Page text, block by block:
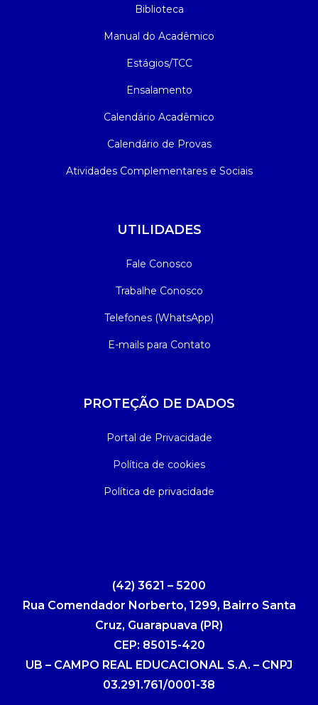
Biblioteca
Manual do Acadêmico
Estágios/TCC
Ensalamento
Calendário Acadêmico
Calendário de Provas
Atividades Complementares e Sociais
UTILIDADES
Fale Conosco
Trabalhe Conosco
Telefones (WhatsApp)
E-mails para Contato
PROTEÇÃO DE DADOS
Portal de Privacidade
Política de cookies
Política de privacidade
(42) 3621 – 5200
Rua Comendador Norberto, 1299, Bairro Santa
Cruz, Guarapuava (PR)
CEP: 85015-420
UB – CAMPO REAL EDUCACIONAL S.A. – CNPJ
03.291.761/0001-38